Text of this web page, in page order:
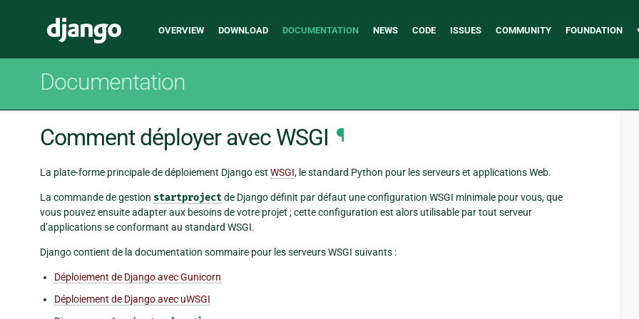
Django
Main
OVERVIEW DOWNLOAD DOCUMENTATION NEWS CODE ISSUES COMMUNITY FOUNDATION
Documentation
Comment déployer avec WSGI ¶
La plate-forme principale de déploiement Django est WSGI, le standard Python pour les serveurs et applications Web.
La commande de gestion startprojectde Django définit par défaut une configuration WSGI minimale pour vous, que
vous pouvez ensuite adapter aux besoins de votre projet ; cette configuration est alors utilisable par tout serveur
d’applications se conformant au standard WSGI.
Django contient de la documentation sommaire pour les serveurs WSGI suivants :
Déploiement de Django avec Gunicorn
Déploiement de Django avec uWSGI